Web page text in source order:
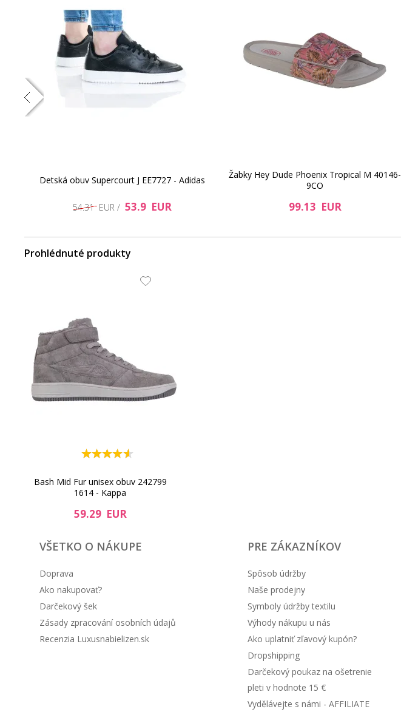
Detská obuv Supercourt J EE7727 - Adidas
54.31 EUR / 53.9 EUR
Žabky Hey Dude Phoenix Tropical M 40146-
9CO
99.13 EUR
Prohlédnuté produkty
Bash Mid Fur unisex obuv 242799
1614 - Kappa
59.29 EUR
VŠETKO O NÁKUPE
Doprava
Ako nakupovať?
Darčekový šek
Zásady zpracování osobních údajů
Recenzia Luxusnabielizen.sk
PRE ZÁKAZNÍKOV
Spôsob údržby
Naše prodejny
Symboly údržby textilu
Výhody nákupu u nás
Ako uplatniť zľavový kupón?
Dropshipping
Darčekový poukaz na ošetrenie
pleti v hodnote 15 €
Vydělávejte s námi - AFFILIATE